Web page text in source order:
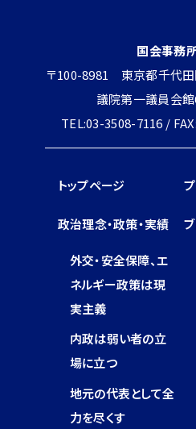
国会事務
〒100-8981 東京都千代
議院第一議員会
TEL:03-3508-7116 /
トップページ
政治理念・政策・実績
外交・安全保障、エ
ネルギー政策は現
実主義
内政は弱い者の立
場に立つ
地元の代表として全
力を尽くす